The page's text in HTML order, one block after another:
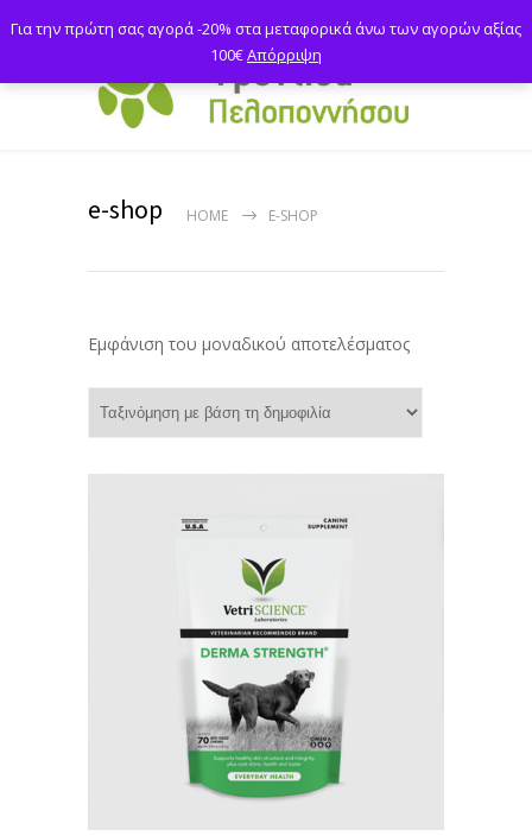
e-shop HOME E-SHOP
Εμφάνιση του μοναδικού αποτελέσματος
Για την πρώτη σας αγορά -20% στα μεταφορικά άνω των αγορών αξίας
100€Απόρριψη